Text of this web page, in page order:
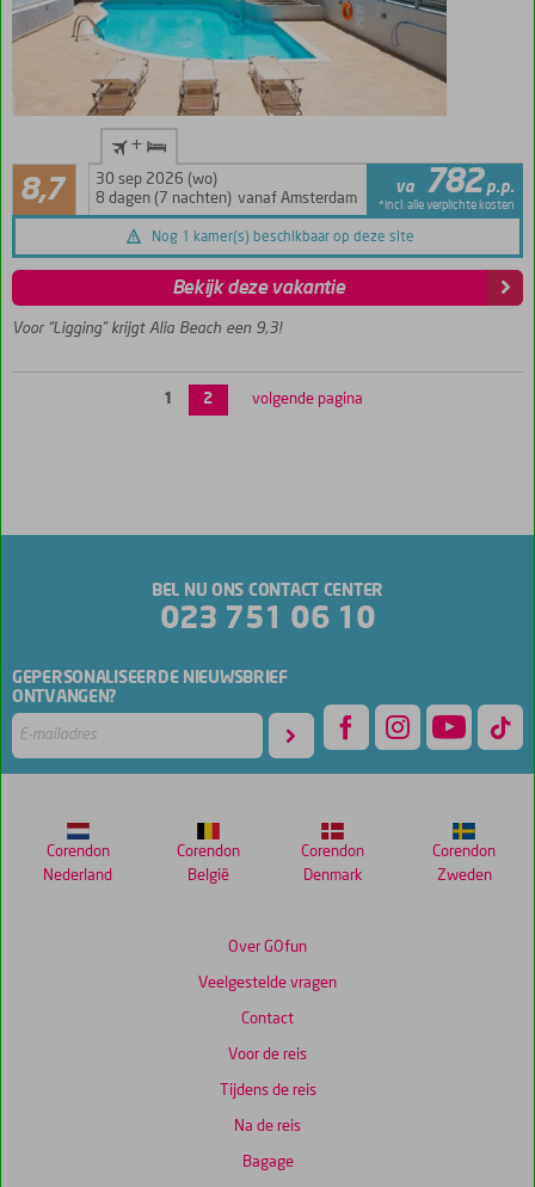
Hotel,
minimale
leeftijd
Chersonissos
strand en
8,7
Aanrader
23
beoordelingen
+
30 sep 2026 (wo)
8 dagen (7 nachten) vanaf Amsterdam
va 782 p.p.
*incl. alle verplichte kosten
Nog 1 kamer(s) beschikbaar op deze site
Voor “Ligging” krijgt Alia Beach een 9,3!
Bekijk deze vakantie
1 2 volgende pagina
BEL NU ONS CONTACT CENTER
023 751 06 10
GEPERSONALISEERDE NIEUWSBRIEF
ONTVANGEN?
Over GOfun
Veelgestelde vragen
Contact
Voor de reis
Tijdens de reis
Na de reis
Bagage
Corendon
Nederland
Corendon
België
Corendon
Denmark
Corendon
Zweden